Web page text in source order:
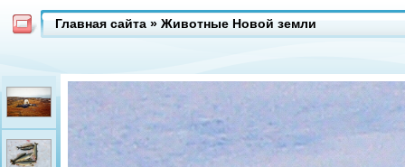
Главная сайта » Животные Новой земли